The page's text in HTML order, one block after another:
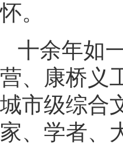
怀。
十余年如
营、康桥义
城市级综合
家、学者、